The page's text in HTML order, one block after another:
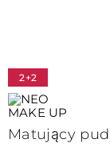
2+2
Matujący